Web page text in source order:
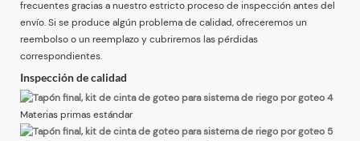
frecuentes gracias a nuestro estricto proceso de inspección antes del
envío. Si se produce algún problema de calidad, ofreceremos un
reembolso o un reemplazo y cubriremos las pérdidas
correspondientes.
Inspección de calidad
Materias primas estándar